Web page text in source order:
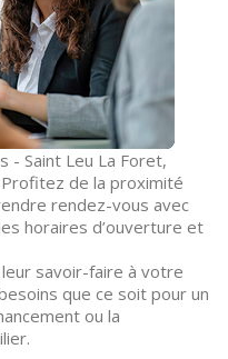
- Saint Leu La Foret,
de la proximité
rendez-vous avec
horaires d’ouverture et
savoir-faire à votre
que ce soit pour un
ou la